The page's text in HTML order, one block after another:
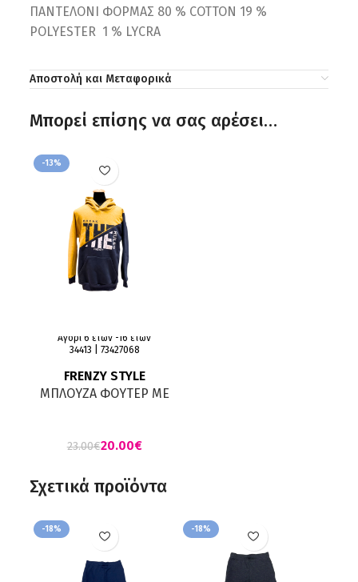
ΠΑΝΤΕΛΟΝΙ ΦΟΡΜΑΣ 80 % COTTON 19 %
POLYESTER 1 % LYCRA
Αποστολή και Μεταφορικά
Μπορεί επίσης να σας αρέσει…
-13%
Αγόρι 6 ετών -16 ετών
34413 | 73427068
FRENZY STYLE
ΜΠΛΟΥΖΑ ΦΟΥΤΕΡ ΜΕ
23.00€20.00€
Σχετικά προϊόντα
-18% -18%